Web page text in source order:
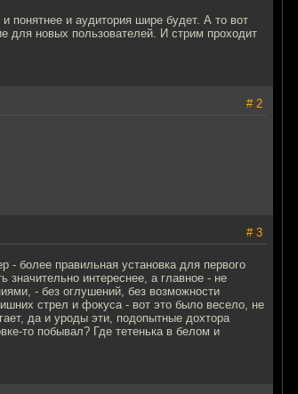
и аудитория шире будет. А то вот
для новых пользователей. И стрим проходит
# 2
# 3
- более правильная установка для первого
значительно интереснее, а главное - не
- без оглушений, без возможности
стрел и фокуса - вот это было весело, не
да и уроды эти, подопытные дохтора
то побывал? Где тетенька в белом и